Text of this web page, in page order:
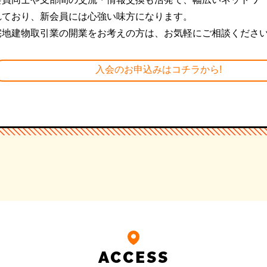
おり、新会員には心強い味方になります。
地建物取引業の開業をお考えの方は、お気軽にご相談くださ
入会のお申込みはコチラから!
ACCESS